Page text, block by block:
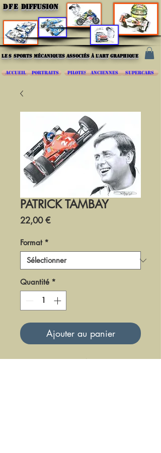
DFE DIFFUSION
les sports mécaniques associés à l'art graphique
ACCUEIL PORTRAITS PILOTES ANCIENNES SUPERCARS
PATRICK TAMBAY
22,00 €Prix
Format *
Quantité *
Ajouter au panier
DPF42